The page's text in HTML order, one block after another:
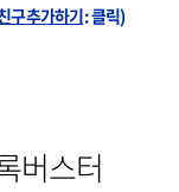
구 추가하기: 클릭)
버스터